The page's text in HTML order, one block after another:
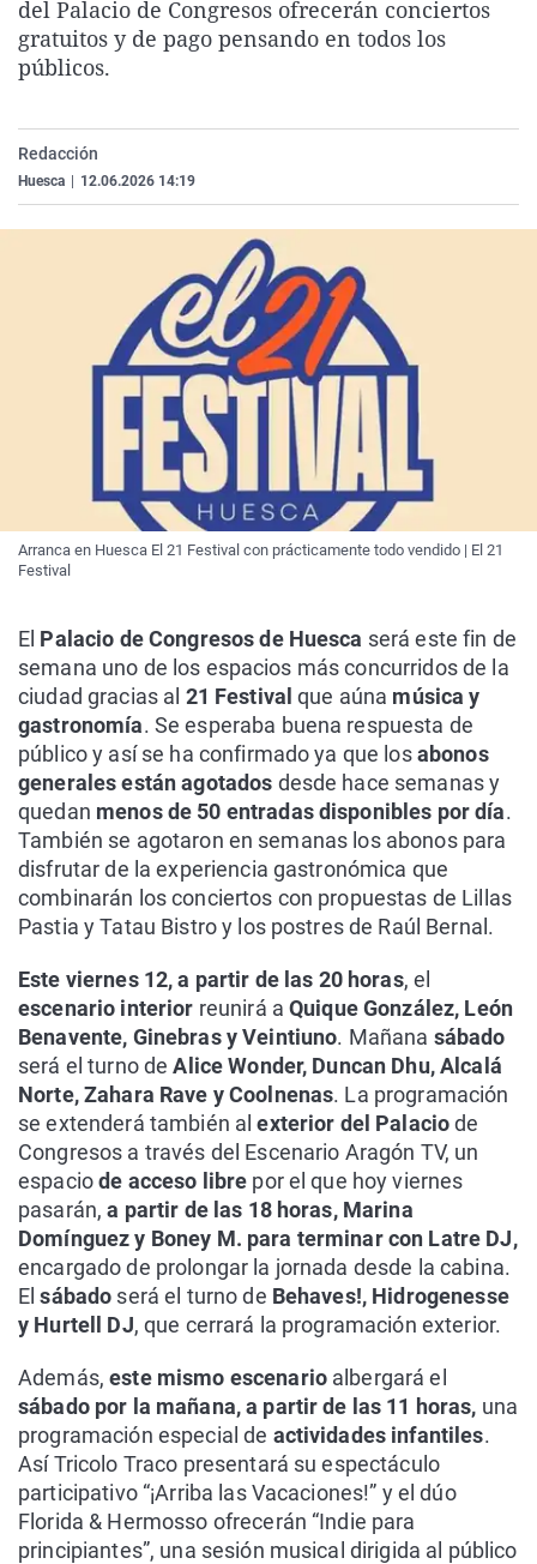
La rosa de los vientos
Caso
Extremadura
Virales
del Palacio de Congresos ofrecerán conciertos
gratuitos y de pago pensando en todos los
públicos.
Redacción
Huesca 12.06.2026 14:19
Arranca en Huesca El 21 Festival con prácticamente todo vendido | El 21
Festival
El Palacio de Congresos de Huesca será este fin de
semana uno de los espacios más concurridos de la
ciudad gracias al 21 Festivalque aúna música y
gastronomía. Se esperaba buena respuesta de
público y así se ha confirmado ya que losabonos
generales están agotados desde hace semanas y
quedan menos de 50 entradas disponibles por día.
También se agotaron en semanas los abonos para
disfrutar de la experiencia gastronómica que
combinarán los conciertos con propuestas de Lillas
Pastia y Tatau Bistro y los postres de Raúl Bernal.
Este viernes 12, a partir de las 20 horas, el
escenario interior reunirá aQuique González, León
Benavente, Ginebras y Veintiuno. Mañana sábado
será el turno deAlice Wonder, Duncan Dhu, Alcalá
Norte, Zahara Rave y Coolnenas. La programación
se extenderá también alexterior del Palaciode
Congresos a través del Escenario Aragón TV, un
espaciode acceso libre por el que hoy viernes
pasarán,a partir de las 18 horas, Marina
Domínguez y Boney M. para terminar con Latre DJ,
encargado de prolongar la jornada desde la cabina.
El sábado será el turno de Behaves!, Hidrogenesse
y Hurtell DJ, que cerrará la programación exterior.
Además,este mismo escenarioalbergará el
sábado por la mañana, a partir de las 11 horas, una
programación especial de actividades infantiles.
Así Tricolo Traco presentará su espectáculo
participativo “¡Arriba las Vacaciones!” y el dúo
Florida & Hermosso ofrecerán “Indie para
principiantes”, una sesión musical dirigida al público